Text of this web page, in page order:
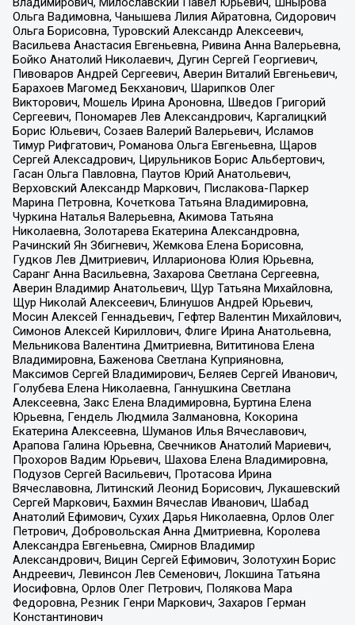
Ольга Вадимовна, Чанышева Лилия Айратовна, Сидорович
Ольга Борисовна, Туровский Александр Алексеевич,
Васильева Анастасия Евгеньевна, Ривина Анна Валерьевна,
Бойко Анатолий Николаевич, Дугин Сергей Георгиевич,
Пивоваров Андрей Сергеевич, Аверин Виталий Евгеньевич,
Барахоев Магомед Бекханович, Шарипков Олег
Викторович, Мошель Ирина Ароновна, Шведов Григорий
Сергеевич, Пономарев Лев Александрович, Каргалицкий
Борис Юльевич, Созаев Валерий Валерьевич, Исламов
Тимур Рифгатович, Романова Ольга Евгеньевна, Щаров
Сергей Алексадрович, Цирульников Борис Альбертович,
Гасан Ольга Павловна, Паутов Юрий Анатольевич,
Верховский Александр Маркович, Пислакова-Паркер
Марина Петровна, Кочеткова Татьяна Владимировна,
Чуркина Наталья Валерьевна, Акимова Татьяна
Николаевна, Золотарева Екатерина Александровна,
Рачинский Ян Збигневич, Жемкова Елена Борисовна,
Гудков Лев Дмитриевич, Илларионова Юлия Юрьевна,
Саранг Анна Васильевна, Захарова Светлана Сергеевна,
Аверин Владимир Анатольевич, Щур Татьяна Михайловна,
Щур Николай Алексеевич, Блинушов Андрей Юрьевич,
Мосин Алексей Геннадьевич, Гефтер Валентин Михайлович,
Симонов Алексей Кириллович, Флиге Ирина Анатольевна,
Мельникова Валентина Дмитриевна, Вититинова Елена
Владимировна, Баженова Светлана Куприяновна,
Максимов Сергей Владимирович, Беляев Сергей Иванович,
Голубева Елена Николаевна, Ганнушкина Светлана
Алексеевна, Закс Елена Владимировна, Буртина Елена
Юрьевна, Гендель Людмила Залмановна, Кокорина
Екатерина Алексеевна, Шуманов Илья Вячеславович,
Арапова Галина Юрьевна, Свечников Анатолий Мариевич,
Прохоров Вадим Юрьевич, Шахова Елена Владимировна,
Подузов Сергей Васильевич, Протасова Ирина
Вячеславовна, Литинский Леонид Борисович, Лукашевский
Сергей Маркович, Бахмин Вячеслав Иванович, Шабад
Анатолий Ефимович, Сухих Дарья Николаевна, Орлов Олег
Петрович, Добровольская Анна Дмитриевна, Королева
Александра Евгеньевна, Смирнов Владимир
Александрович, Вицин Сергей Ефимович, Золотухин Борис
Андреевич, Левинсон Лев Семенович, Локшина Татьяна
Иосифовна, Орлов Олег Петрович, Полякова Мара
Федоровна, Резник Генри Маркович, Захаров Герман
Константинович